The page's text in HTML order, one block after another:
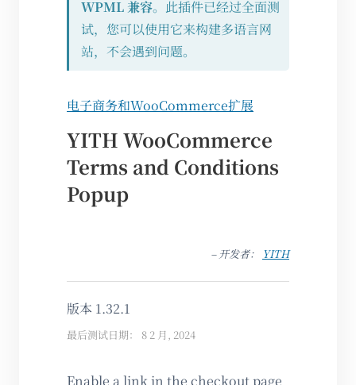
WPML 兼容。此插件已经过全面测
试，您可以使用它来构建多语言网
站，不会遇到问题。
电子商务和WooCommerce扩展
YITH WooCommerce
Terms and Conditions
Popup
– 开发者： YITH
版本 1.32.1
最后测试日期： 8 2 月, 2024
Enable a link in the checkout page